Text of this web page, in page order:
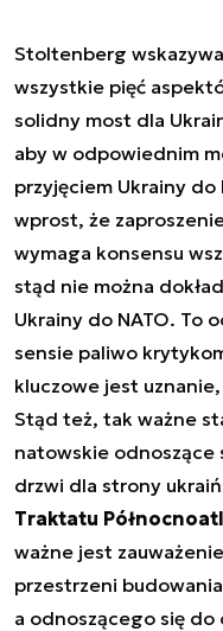
Stoltenberg
wszystkie pięć
solidny most dla
aby w odpowiednim
przyjęciem Ukrainy do
wprost, że
wymaga konsensu
stąd nie można
Ukrainy do NATO. To
sensie paliwo
kluczowe jest
Stąd też, tak ważne
natowskie
drzwi dla strony
Traktatu
ważne jest
przestrzeni
a odnoszącego się do